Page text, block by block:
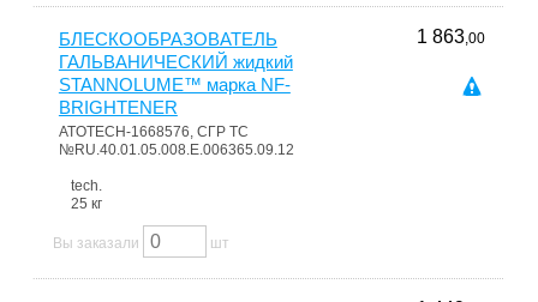
БЛЕСКООБРАЗОВАТЕЛЬ
ГАЛЬВАНИЧЕСКИЙ жидкий
STANNOLUME™ марка NF-
BRIGHTENER
ATOTECH-1668576, СГР ТС
№RU.40.01.05.008.E.006365.09.12
tech.
25 кг
1 863,00
Вы заказали шт